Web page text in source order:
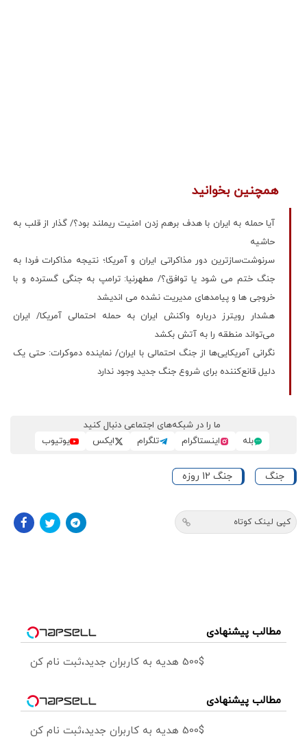
همچنین بخوانید
آیا حمله به ایران با هدف برهم ‌زدن امنیت ریملند بود؟/ گذار از قلب به
حاشیه
سرنوشت‌سازترین دور مذاکراتی ایران و آمریکا؛ نتیجه مذاکرات فردا به
جنگ ختم می شود یا توافق؟/ مطهرنیا: ترامپ به جنگی گسترده و با
خروجی ها و پیامدهای مدیریت نشده می اندیشد
هشدار رویترز درباره واکنش ایران به حمله احتمالی آمریکا/ ایران
می‌تواند منطقه را به آتش بکشد
نگرانی آمریکایی‌ها از جنگ احتمالی با ایران/ نماینده دموکرات: حتی یک
دلیل قانع‌کننده برای شروع جنگ جدید وجود ندارد
ما را در شبکه‌های اجتماعی دنبال کنید
بله
اینستاگرام تلگرام ایکس یوتیوب
جنگ جنگ 12 روزه
کپی لینک کوتاه
مطالب پیشنهادی
500$ هدیه به کاربران جدید،ثبت نام کن
مطالب پیشنهادی
500$ هدیه به کاربران جدید،ثبت نام کن